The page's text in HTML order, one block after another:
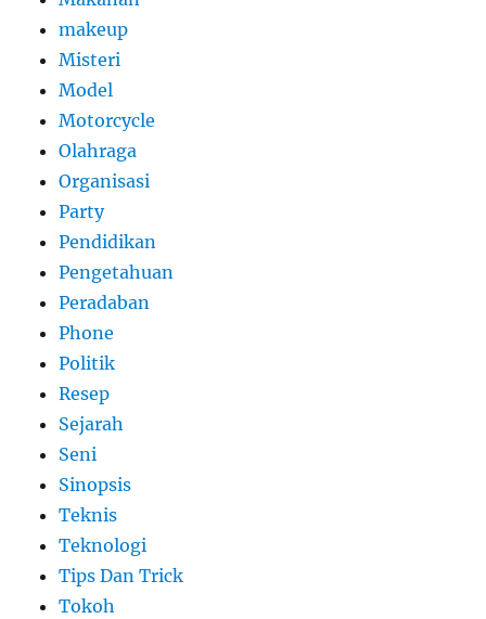
makeup
Misteri
Model
Motorcycle
Olahraga
Organisasi
Party
Pendidikan
Pengetahuan
Peradaban
Phone
Politik
Resep
Sejarah
Seni
Sinopsis
Teknis
Teknologi
Tips Dan Trick
Tokoh